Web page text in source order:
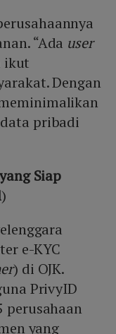
“Ada user
ikut
Dengan
pribadi
Siap
)
e-KYC
) di OJK.
PrivyID
perusahaan
yang